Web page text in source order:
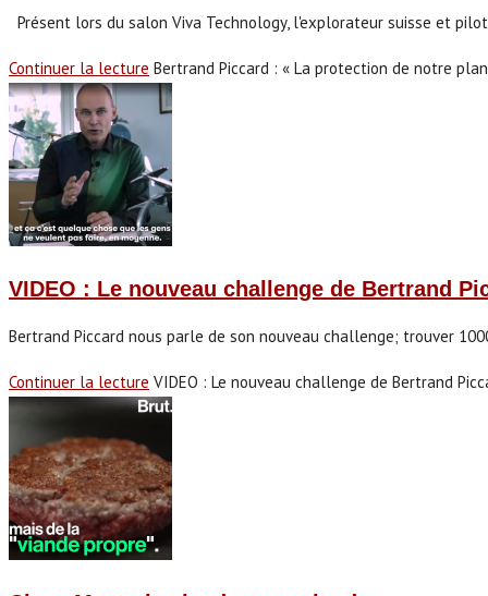
Présent lors du salon Viva Technology, l'explorateur suisse et
Continuer la lecture Bertrand Piccard : « La protection de notre
VIDEO : Le nouveau challenge de Bertrand
Bertrand Piccard nous parle de son nouveau challenge; trouver
Continuer la lecture VIDEO : Le nouveau challenge de Bertrand